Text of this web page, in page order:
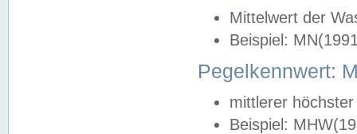
Mittelwert der
Beispiel:
Pegelkennwert:
mittlerer
Beispiel: